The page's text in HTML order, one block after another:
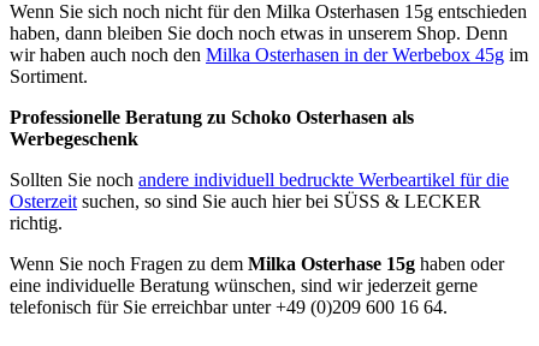
Wenn Sie sich noch nicht für den Milka Osterhasen 15g entschieden
haben, dann bleiben Sie doch noch etwas in unserem Shop. Denn
wir haben auch noch den Milka Osterhasen in der Werbebox 45g im
Sortiment.
Professionelle Beratung zu Schoko Osterhasen als
Werbegeschenk
Sollten Sie noch andere individuell bedruckte Werbeartikel für die
Osterzeitsuchen, so sind Sie auch hier bei SÜSS & LECKER
richtig.
Wenn Sie noch Fragen zu dem Milka Osterhase 15g haben oder
eine individuelle Beratung wünschen, sind wir jederzeit gerne
telefonisch für Sie erreichbar unter +49 (0)209 600 16 64.